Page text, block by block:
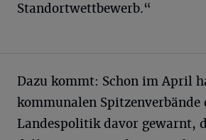
Standortwettbewerb.“
Dazu kommt: Schon im April
kommunalen Spitzenverbände
Landespolitik davor gewarnt,